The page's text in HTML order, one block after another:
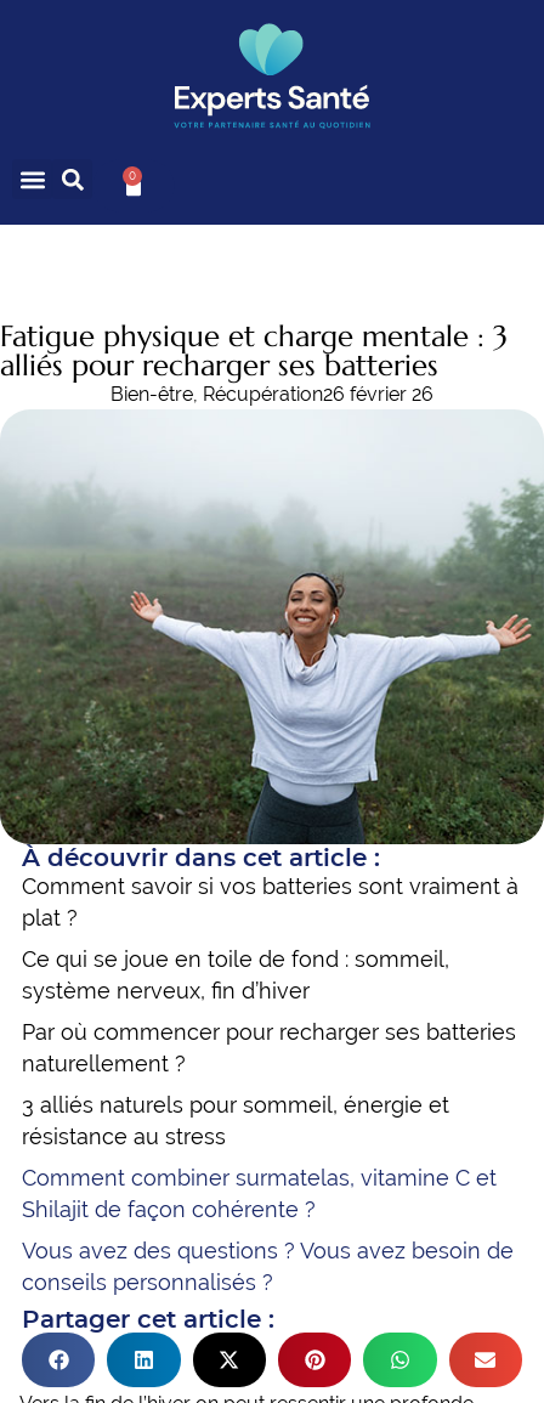
0
Fatigue physique et charge mentale : 3
alliés pour recharger ses batteries
Bien-être, Récupération26 février 26
À découvrir dans cet article :
Comment savoir si vos batteries sont vraiment à
plat ?
Ce qui se joue en toile de fond : sommeil,
système nerveux, fin d’hiver
Par où commencer pour recharger ses batteries
naturellement ?
3 alliés naturels pour sommeil, énergie et
résistance au stress
Comment combiner surmatelas, vitamine C et
Shilajit de façon cohérente ?
Vous avez des questions ? Vous avez besoin de
conseils personnalisés ?
Partager cet article :